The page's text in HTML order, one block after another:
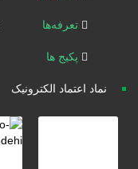
تعرفه‌ها
پکیج ها
نماد اعتماد الکترونیک